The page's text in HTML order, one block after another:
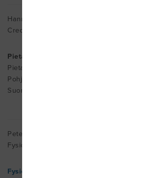
Hanna Eklund
Cred. MDT
Pietarsaaren sosiaali-ja terveysvirasto
Pietarsaari
Pohjanmaa 68620
Suomi
Peter Engman
Fysioterapeutti, OMT - Cred MDT -
FysioStudio Oy